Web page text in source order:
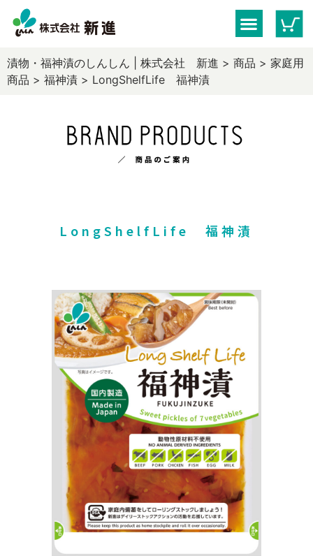
漬物・福神漬のしんしん | 株式会社 新進 > 商品 > 家庭用
商品 > 福神漬 > LongShelfLife 福神漬
LongShelfLife 福神漬